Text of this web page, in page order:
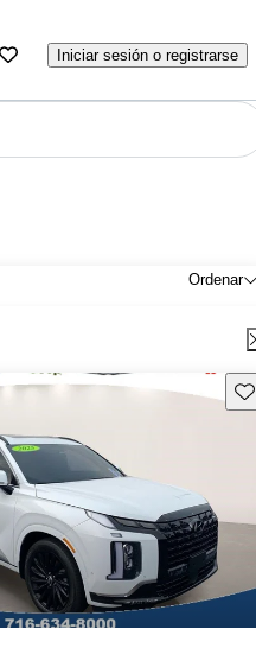
Iniciar sesión o registrarse
Ordenar